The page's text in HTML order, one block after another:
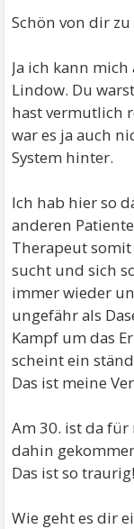
Schön von dir zu
Ja ich kann
Lindow. Du
hast vermutlich
war es ja auch
System hinter.
Ich hab hier so
anderen
Therapeut
sucht und sich
immer wieder
ungefähr als
Kampf um das
scheint ein
Das ist meine
Am 30. ist da
dahin
Das ist so
Wie geht es dir